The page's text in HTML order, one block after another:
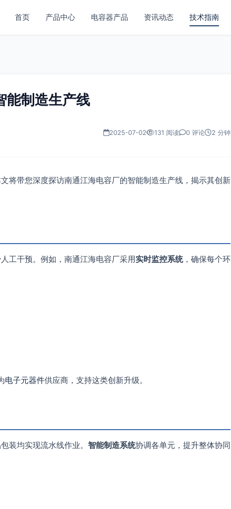
首页 产品中心 电容器产品 资讯动态 技术指南
能制造生产线
2025-07-02 131 阅读 0 评论 2 分钟
将带您深度探访南通江海电容厂的智能制造生产线，揭示其创新
工干预。例如，南通江海电容厂采用实时监控系统，确保每个环
电子元器件供应商，支持这类创新升级。
装均实现流水线作业。 智能制造系统协调各单元，提升整体协同